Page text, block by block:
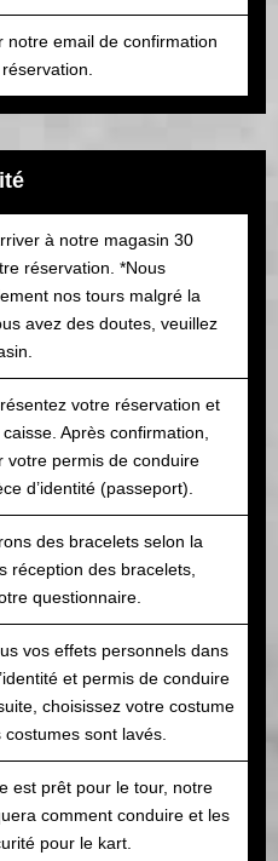
notre email de confirmation
à notre magasin 30
réservation. *Nous
nos tours malgré la
avez des doutes, veuillez
votre réservation et
Après confirmation,
votre permis de conduire
d’identité (passeport).
des bracelets selon la
réception des bracelets,
questionnaire.
vos effets personnels dans
et permis de conduire
choisissez votre costume
costumes sont lavés.
est prêt pour le tour, notre
comment conduire et les
pour le kart.